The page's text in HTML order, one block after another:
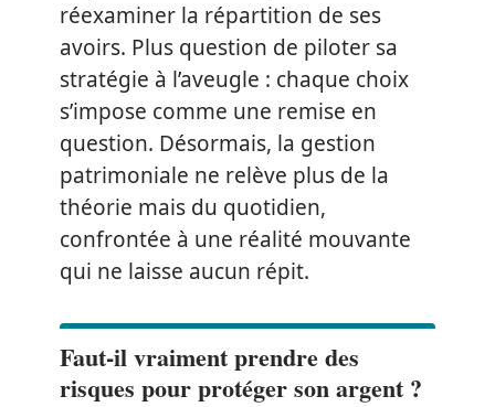
réexaminer la répartition de ses
avoirs. Plus question de piloter sa
stratégie à l’aveugle : chaque choix
s’impose comme une remise en
question. Désormais, la gestion
patrimoniale ne relève plus de la
théorie mais du quotidien,
confrontée à une réalité mouvante
qui ne laisse aucun répit.
Faut-il vraiment prendre des
risques pour protéger son argent ?